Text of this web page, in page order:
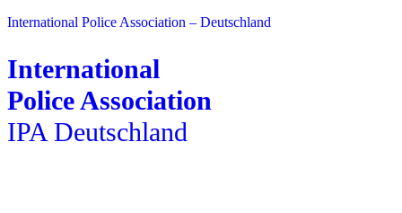
International Police Association – Deutschland
International
Police Association
IPA Deutschland